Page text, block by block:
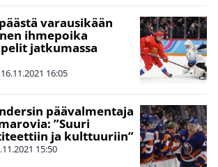
varausikään
ihmepoika
jatkumassa
16.11.2021 16:05
päävalmentaja
”Suuri
ja kulttuuriin”
15:50